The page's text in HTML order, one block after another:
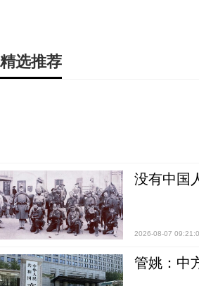
精选推荐
没有中国
2026-08-07
管姚：中